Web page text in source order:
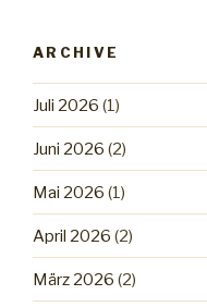
ARCHIVE
Juli 2026 (1)
Juni 2026 (2)
Mai 2026 (1)
April 2026 (2)
März 2026 (2)